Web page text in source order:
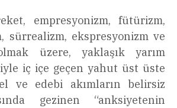
empresyonizm, fütürizm,
sürrealizm, ekspresyonizm ve
üzere, yaklaşık yarım
iç içe geçen yahut üst üste
ve edebi akımların belirsiz
gezinen “anksiyetenin